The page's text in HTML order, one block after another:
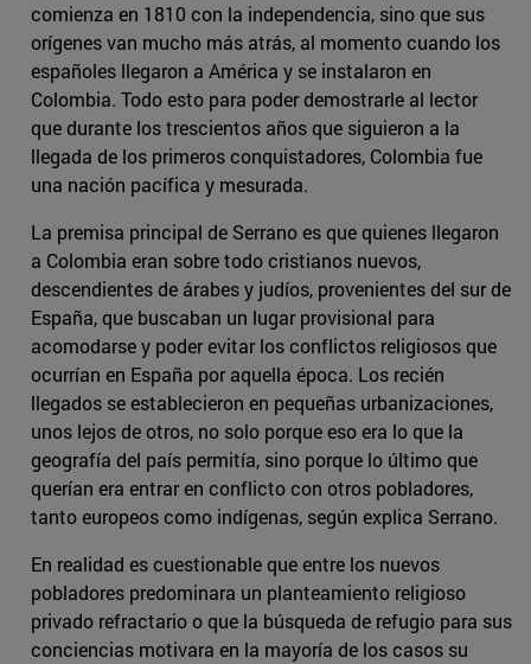
comienza en 1810 con la independencia, sino que sus
orígenes van mucho más atrás, al momento cuando los
españoles llegaron a América y se instalaron en
Colombia. Todo esto para poder demostrarle al lector
que durante los trescientos años que siguieron a la
llegada de los primeros conquistadores, Colombia fue
una nación pacífica y mesurada.
La premisa principal de Serrano es que quienes llegaron
a Colombia eran sobre todo cristianos nuevos,
descendientes de árabes y judíos, provenientes del sur de
España, que buscaban un lugar provisional para
acomodarse y poder evitar los conflictos religiosos que
ocurrían en España por aquella época. Los recién
llegados se establecieron en pequeñas urbanizaciones,
unos lejos de otros, no solo porque eso era lo que la
geografía del país permitía, sino porque lo último que
querían era entrar en conflicto con otros pobladores,
tanto europeos como indígenas, según explica Serrano.
En realidad es cuestionable que entre los nuevos
pobladores predominara un planteamiento religioso
privado refractario o que la búsqueda de refugio para sus
conciencias motivara en la mayoría de los casos su